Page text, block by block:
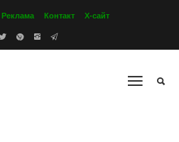
Реклама Контакт Х-сайт